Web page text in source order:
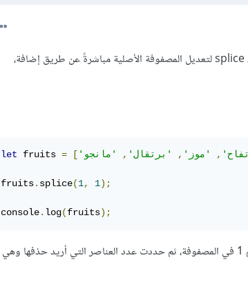
كلاهما من الدوال الخاصة بالمصفوفات في جافاسكريبت، splice لتعديل المصفوفة الأصلية مباشرةً عن طريق إضافة،
let fruits = [ 'تفاح' , 'موز' , 'برتقال' ,
fruits. splice(1, 1);
console. log(fruits);
هنا قمت بحذف عنصر واحد فقط بدءًا من الـ index رقم 1 في المصفوفة، ثم حددت عدد العناصر التي أريد حذفها وهي